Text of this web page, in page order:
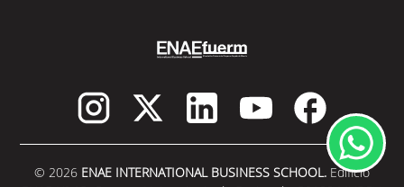
© 2026 ENAE INTERNATIONAL BUSINESS SCHOOL. Edificio